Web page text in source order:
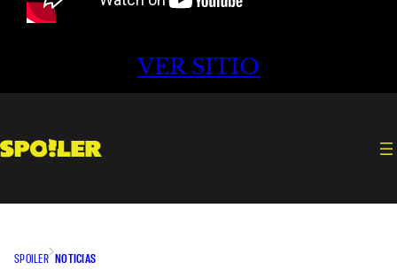
VER SITIO
SPOILER NOTICIAS